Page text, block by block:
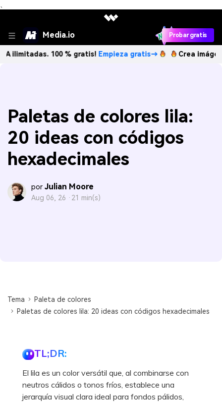
、
Media.io Probar gratis
100 % gratis!Empieza gratis→ Crea imágenes IA
Paletas de colores lila:
20 ideas con códigos
hexadecimales
por Julian Moore
Aug 06, 26 · 21 min(s)
Tema
Paleta de colores
Paletas de colores lila: 20 ideas con códigos hexadecimales
TL;DR:
El lila es un color versátil que, al combinarse con
neutros cálidos o tonos fríos, establece una
jerarquía visual clara ideal para fondos pálidos,